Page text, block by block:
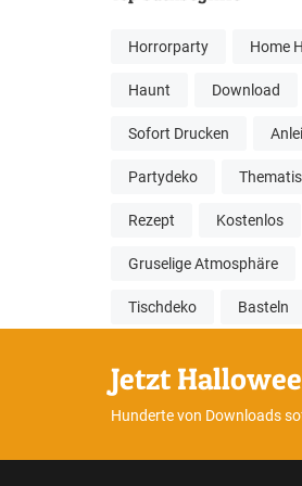
Horrorparty Home
Haunt Download
Sofort Drucken
Partydeko
Rezept Kostenlos
Gruselige Atmosphäre
Tischdeko Basteln
Jetzt
Hunderte von Downloads